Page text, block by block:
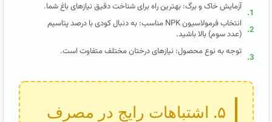
1.
آزمایش خاک و برگ: بهترین راه برای شناخت دقیق نیازهای باغ شما.
2.
انتخاب فرمولاسیون NPK مناسب: به دنبال کودی با درصد پتاسیم
(عدد سوم) بالا باشید.
3.
توجه به نوع محصول: نیازهای درختان مختلف متفاوت است.
۵. اشتباهات رایج در مصرف